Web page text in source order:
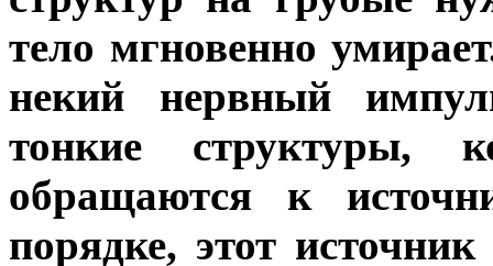
тело мгновенно
некий нервный
тонкие структуры,
обращаются к
порядке, этот